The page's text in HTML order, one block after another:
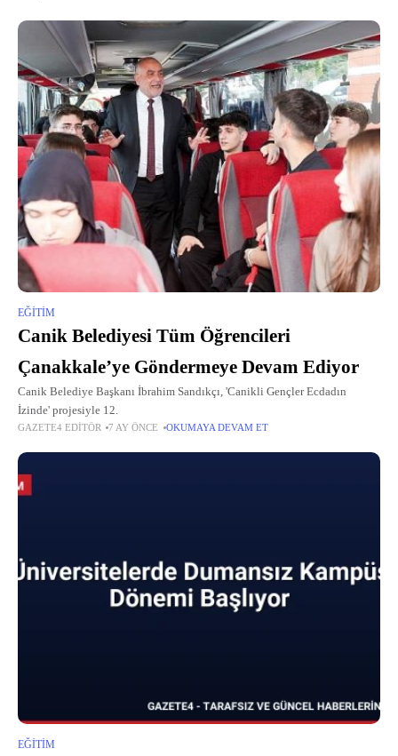
EĞITIM
Canik Belediyesi Tüm Öğrencileri
Çanakkale’ye Göndermeye Devam Ediyor
Canik Belediye Başkanı İbrahim Sandıkçı, 'Canikli Gençler Ecdadın
İzinde' projesiyle 12.
GAZETE4 EDITÖR 7 AY ÖNCE OKUMAYA DEVAM ET
EĞITIM